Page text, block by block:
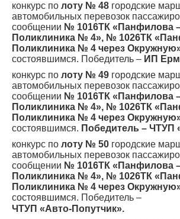
конкурс по лоту № 48 городские
автомобильных перевозок
сообщении № 1016ТК «Панфилова
Поликлиника № 4», № 1026ТК
Поликлиника № 4 через
состоявшимся. Победитель – ИП
конкурс по лоту № 49 городские
автомобильных перевозок
сообщении № 1016ТК «Панфилова
Поликлиника № 4», № 1026ТК
Поликлиника № 4 через
состоявшимся. Победитель –
конкурс по лоту № 50 городские
автомобильных перевозок
сообщении № 1016ТК «Панфилова
Поликлиника № 4», № 1026ТК
Поликлиника № 4 через
состоявшимся. Победитель –
ЧТУП «Авто-Попутчик».